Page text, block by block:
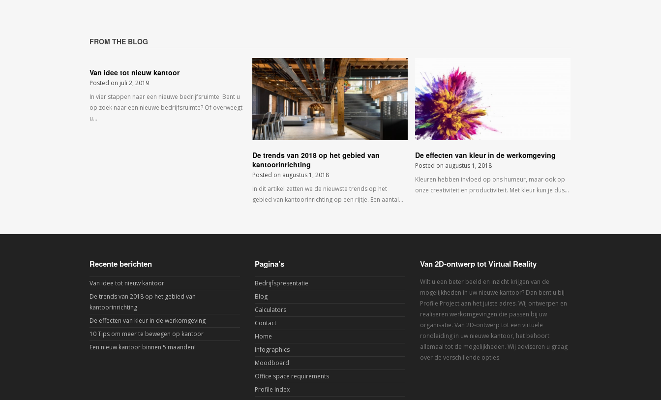
FROM THE BLOG
Van idee tot nieuw kantoor
Posted on juli 2, 2019
In vier stappen naar een nieuwe bedrijfsruimte Bent u
op zoek naar een nieuwe bedrijfsruimte? Of overweegt
u…
De trends van 2018 op het gebied van
kantoorinrichting
Posted on augustus 1, 2018
In dit artikel zetten we de nieuwste trends op het
gebied van kantoorinrichting op een rijtje. Een aantal…
De effecten van kleur in de werkomgeving
Posted on augustus 1, 2018
Kleuren hebben invloed op ons humeur, maar ook op
onze creativiteit en productiviteit. Met kleur kun je dus…
Recente berichten
Van idee tot nieuw kantoor
De trends van 2018 op het gebied van
kantoorinrichting
De effecten van kleur in de werkomgeving
10 Tips om meer te bewegen op kantoor
Een nieuw kantoor binnen 5 maanden!
Pagina’s
Bedrijfspresentatie
Blog
Calculators
Contact
Home
Infographics
Moodboard
Office space requirements
Profile Index
Van 2D-ontwerp tot Virtual Reality
Wilt u een beter beeld en inzicht krijgen van de
mogelijkheden in uw nieuwe kantoor? Dan bent u bij
Profile Project aan het juiste adres. Wij ontwerpen en
realiseren werkomgevingen die passen bij uw
organisatie. Van 2D-ontwerp tot een virtuele
rondleiding in uw nieuwe kantoor, het behoort
allemaal tot de mogelijkheden. Wij adviseren u graag
over de verschillende opties.